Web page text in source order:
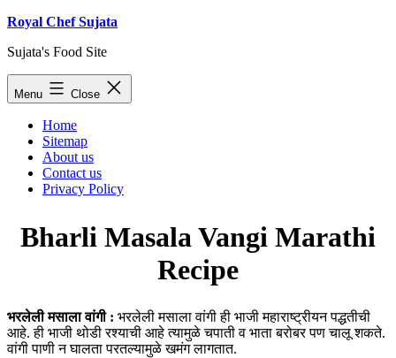
Skip
content
Royal Chef Sujata
Sujata's Food Site
Menu Close
Home
Sitemap
About us
Contact us
Privacy Policy
Bharli Masala Vangi Marathi
Recipe
भरलेली मसाला वांगी : भरलेली मसाला वांगी ही भाजी महाराष्ट्रीयन पद्धतीची
आहे. ही भाजी थोडी रश्याची आहे त्यामुळे चपाती व भाता बरोबर पण चालू शकते.
वांगी पाणी न घालता परतल्यामुळे खमंग लागतात.